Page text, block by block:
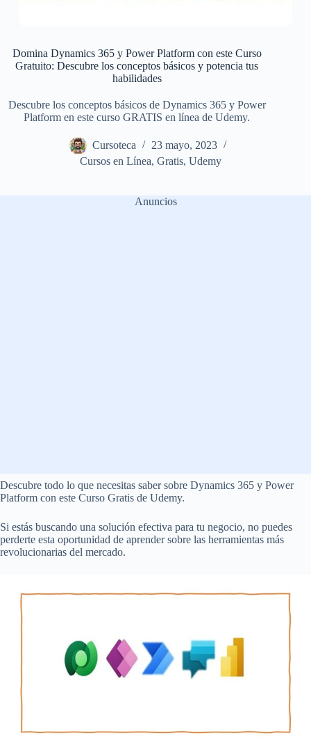
Domina Dynamics 365 y Power Platform con este Curso
Gratuito: Descubre los conceptos básicos y potencia tus
habilidades
Descubre los conceptos básicos de Dynamics 365 y Power
Platform en este curso GRATIS en línea de Udemy.
Cursoteca
23 mayo, 2023
Cursos en Línea,Gratis,Udemy
Anuncios
Descubre todo lo que necesitas saber sobre Dynamics 365 y Power
Platform con este Curso Gratis de Udemy.
Si estás buscando una solución efectiva para tu negocio, no puedes
perderte esta oportunidad de aprender sobre las herramientas más
revolucionarias del mercado.